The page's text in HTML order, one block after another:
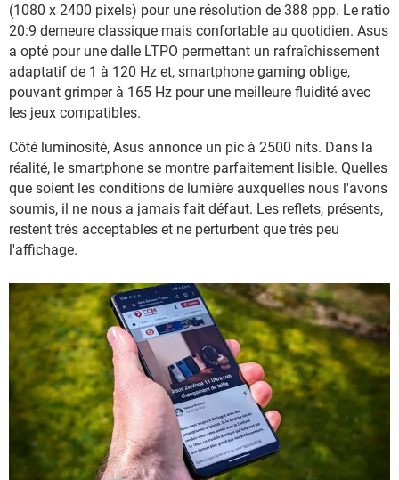
(1080 x 2400 pixels) pour une résolution de 388 ppp. Le ratio
20:9 demeure classique mais confortable au quotidien. Asus
a opté pour une dalle LTPO permettant un rafraîchissement
adaptatif de 1 à 120 Hz et, smartphone gaming oblige,
pouvant grimper à 165 Hz pour une meilleure fluidité avec
les jeux compatibles.
Côté luminosité, Asus annonce un pic à 2500 nits. Dans la
réalité, le smartphone se montre parfaitement lisible. Quelles
que soient les conditions de lumière auxquelles nous l'avons
soumis, il ne nous a jamais fait défaut. Les reflets, présents,
restent très acceptables et ne perturbent que très peu
l'affichage.